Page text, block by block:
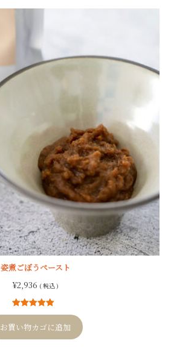
姿煮ごぼうペースト
¥2,936 ( 税込 )
12
件の利用者
評価に基づ
く5段階評価
のうち、
お買い物カゴに追加